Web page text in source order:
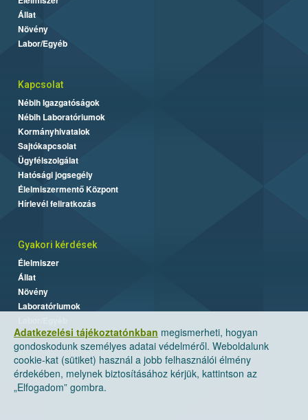
Adatkezelési tájékoztatónkban megismerheti, hogyan
gondoskodunk személyes adatai védelméről. Weboldalunk
cookie-kat (sütiket) használ a jobb felhasználói élmény
érdekében, melynek biztosításához kérjük, kattintson az
„Elfogadom” gombra.
Állat
Növény
Labor/Egyéb
Kapcsolat
Nébih Igazgatóságok
Nébih Laboratóriumok
Kormányhivatalok
Sajtókapcsolat
Ügyfélszolgálat
Hatósági jogsegély
Élelmiszermentő Központ
Hírlevél feliratkozás
Gyakori kérdések
Élelmiszer
Állat
Növény
Laboratóriumok